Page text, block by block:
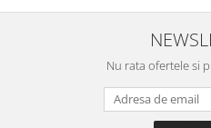
Nu rata ofertele si